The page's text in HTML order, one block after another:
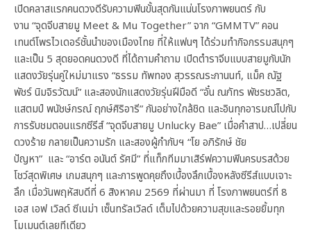
เปิดคลาสแรกคนดวงดีรับความฟินขั้นสุดกันแน่นโรงภาพยนตร์ กับ
งาน “จุดจีบสายมู Meet & Mu Together” จาก “GMMTV” คอน
เทนต์โพรไวเดอร์ชั้นนำของเมืองไทย ที่ให้แฟนๆ ได้ร่วมทำกิจกรรมสนุกๆ
และเป็น 5 สุดยอดคนดวงดี ที่ได้ถามคำถาม เปิดตำราจีบแบบสายมูกับนัก
แสดงวัยรุ่นคู่ใหม่มาแรง “ธรรม ทัพทอง สุวรรณระกานนท์, แม็ค ณัฐ
พัชร์ นิมจิรวัฒน์” และสองนักแสดงวัยรุ่นฝีมือดี “อั๋น ณภัทร พัชรชวลิต,
แสตมป์ พนัชษ์กรณ์ ฤกษ์ศิริอารี” กันอย่างใกล้ชิด และอินทุกอารมณ์ไปกับ
การรับชมตอนแรกซีรีส์ “จุดจีบสายมู Unlucky Bae” เมื่อคำสาป…เปลี่ยน
ดวงร้าย กลายเป็นความรัก และสองผู้กำกับฯ “โย อภิรักษ์ ชัย
ปัญหา” และ “อาร์ต อนันต์ รัศมี” ที่แท็กทีมมาเสิร์ฟความฟินครบรสด้วย
โชว์สุดพิเศษ เกมสนุกๆ และการพูดคุยถึงเบื้องลึกเบื้องหลังซีรีส์แบบเจาะ
ลึก เมื่อวันพฤหัสบดีที่ 6 สิงหาคม 2569 ที่ผ่านมา ที่ โรงภาพยนตร์ที่ 8
เอส เอฟ เวิลด์ ซีเนม่า เซ็นทรัลเวิลด์ เต็มไปด้วยความสุขและรอยยิ้มทุก
โมเมนต์เลยทีเดียว